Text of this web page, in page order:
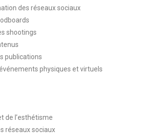
des réseaux sociaux
shootings
publications
physiques et virtuels
de l’esthétisme
réseaux sociaux